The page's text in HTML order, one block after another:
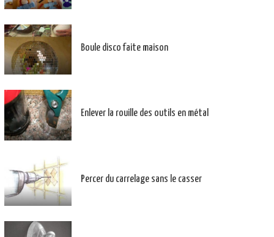
Boule disco faite maison
Enlever la rouille des outils en métal
Percer du carrelage sans le casser